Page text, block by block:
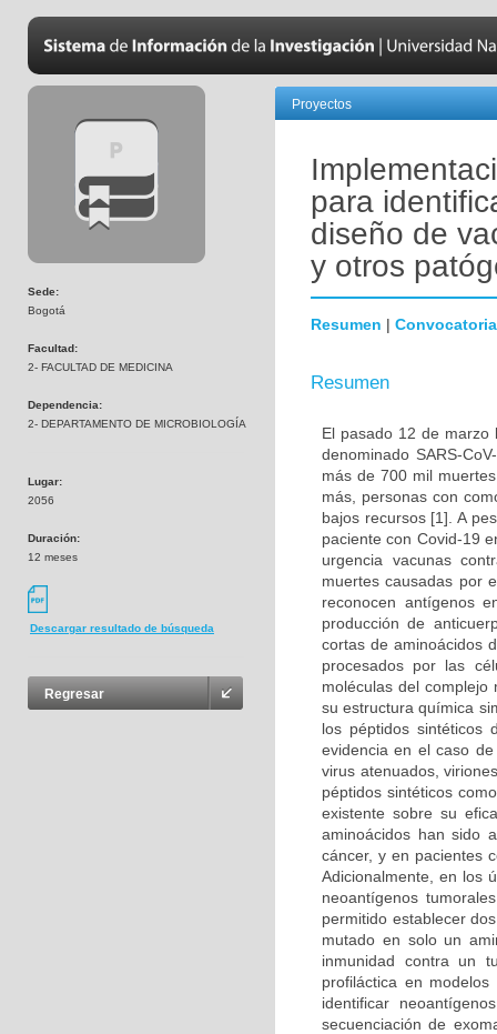
Sede:
Bogotá
Facultad:
2- FACULTAD DE MEDICINA
Dependencia:
2- DEPARTAMENTO DE MICROBIOLOGÍA
Lugar:
2056
Duración:
12 meses
Descargar resultado de búsqueda
Regresar
Proyectos
para
diseño de
y otros
Resumen | Convocatoria
Resumen
El pasado 12 de marzo
denominado SARS-
más de 700 mil
más, personas con
bajos recursos [1]. A
paciente con Covid-19
urgencia vacunas
muertes causadas por
reconocen antígenos
producción de
cortas de aminoácidos
procesados por las
moléculas del
su estructura química
los péptidos sintéticos
evidencia en el caso
virus atenuados,
péptidos sintéticos
existente sobre su
aminoácidos han sido
cáncer, y en pacientes
Adicionalmente, en los
neoantígenos
permitido establecer
mutado en solo un
inmunidad contra un
profiláctica en
identificar
secuenciación de